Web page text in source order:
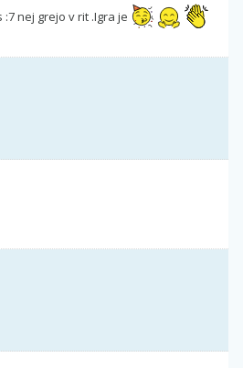
nej grejo v rit .Igra je